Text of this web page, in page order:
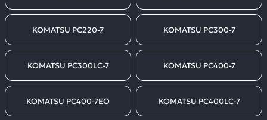
KOMATSU PC220-7 KOMATSU PC300-7
KOMATSU PC300LC-7 KOMATSU PC400-7
KOMATSU PC400-7EO KOMATSU PC400LC-7